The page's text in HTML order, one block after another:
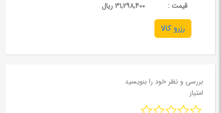
قيمت :
31,298,400 ریال
رزرو کالا
بررسی و نظر خود را بنویسید
امتیاز